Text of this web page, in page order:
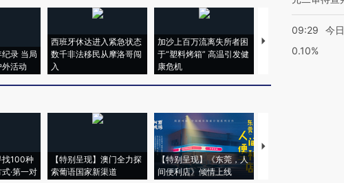
录 当局
活动
西班牙休达进入紧急状态
数千非法移民从摩洛哥闯
入
加沙上百万流离失所者困
于“塑料烤箱” 高温引发健
康危机
视线｜HYROX的吸金
术：是什么让中产们甘
找100种
·第一对
【特别呈现】澳门全力探
索葡语国家新渠道
【特别呈现】《东莞，人
间便利店》倾情上线
【推广】走进第四届链
09:29
今
0.10%